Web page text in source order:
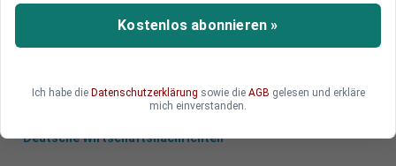
Der Smartwatch-Pionier und Apple-Konkurrent
Deutsche Wirtschaftsnachrichten
Kostenlos abonnieren »
Ich habe die Datenschutzerklärung sowie die AGB gelesen und erkläre
mich einverstanden.